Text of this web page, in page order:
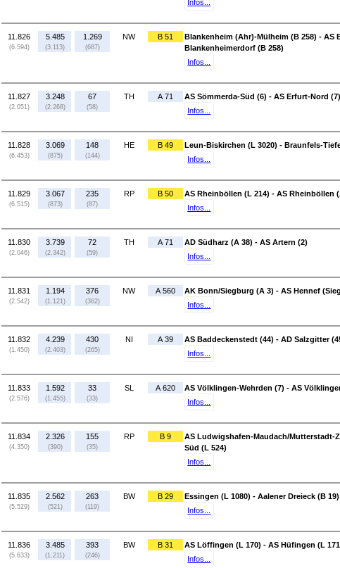
Infos...
11.826
(6.594)
5.485
(3.113)
1.269
(687)
NW B 51
Blankenheim (Ahr)-Mülheim (B 258) - AS
Blankenheimerdorf (B 258)
Infos...
11.827
(2.051)
3.248
(2.268)
67
(58)
TH A 71
AS Sömmerda-Süd (6) - AS Erfurt-Nord (7)
Infos...
11.828
(6.453)
3.069
(875)
148
(144)
HE B 49
Leun-Biskirchen (L 3020) - Braunfels-
Infos...
11.829
(6.515)
3.067
(873)
235
(87)
RP B 50
AS Rheinböllen (L 214) - AS Rheinböllen
Infos...
11.830
(2.046)
3.739
(2.342)
72
(59)
TH A 71
AD Südharz (A 38) - AS Artern (2)
Infos...
11.831
(2.542)
1.194
(1.121)
376
(362)
NW A 560
AK Bonn/Siegburg (A 3) - AS Hennef
Infos...
11.832
(1.450)
4.239
(2.403)
430
(265)
NI A 39
AS Baddeckenstedt (44) - AD Salzgitter
Infos...
11.833
(2.576)
1.592
(1.455)
33
(33)
SL A 620
AS Völklingen-Wehrden (7) - AS
Infos...
11.834
(4.350)
2.326
(390)
155
(35)
RP B 9
AS Ludwigshafen-Maudach/Mutterstadt-
Süd (L 524)
Infos...
11.835
(5.529)
2.562
(521)
263
(119)
BW B 29
Essingen (L 1080) - Aalener Dreieck (B 19)
Infos...
11.836
(5.633)
3.485
(1.211)
393
(246)
BW B 31
AS Löffingen (L 170) - AS Hüfingen (L
Infos...